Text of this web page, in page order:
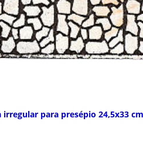
para presépio 24,5x33 cm